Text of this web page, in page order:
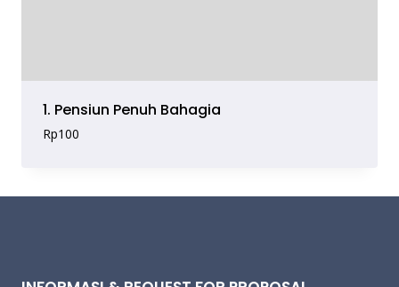
1. Pensiun Penuh Bahagia
Rp100